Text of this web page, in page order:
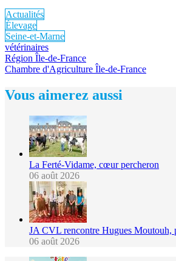
Actualités
Élevage
Seine-et-Marne
vétérinaires
Région Île-de-France
Chambre d'Agriculture Île-de-France
Vous aimerez aussi
La Ferté-Vidame, cœur percheron
06 août 2026
JA CVL rencontre Hugues Moutouh,
06 août 2026